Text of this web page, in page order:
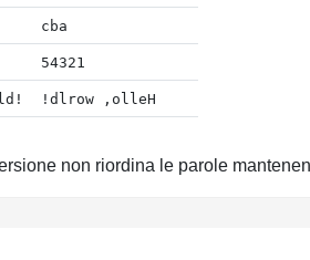
cba
54321
!dlrow ,olleH
non riordina le parole